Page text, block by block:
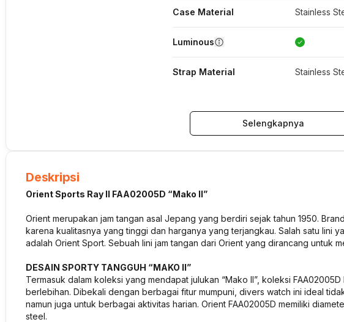
Case Material Stainless
Luminous
Strap Material Stainless
Selengkapnya
Deskripsi
Orient Sports Ray II FAA02005D “Mako II”
Orient merupakan jam tangan asal Jepang yang berdiri sejak tahun 1950.
karena kualitasnya yang tinggi dan harganya yang terjangkau. Salah satu lini
adalah Orient Sport. Sebuah lini jam tangan dari Orient yang dirancang untuk
DESAIN SPORTY TANGGUH “MAKO II”
Termasuk dalam koleksi yang mendapat julukan “Mako II”, koleksi
berlebihan. Dibekali dengan berbagai fitur mumpuni, divers watch ini ideal
namun juga untuk berbagai aktivitas harian. Orient FAA02005D memiliki
steel.